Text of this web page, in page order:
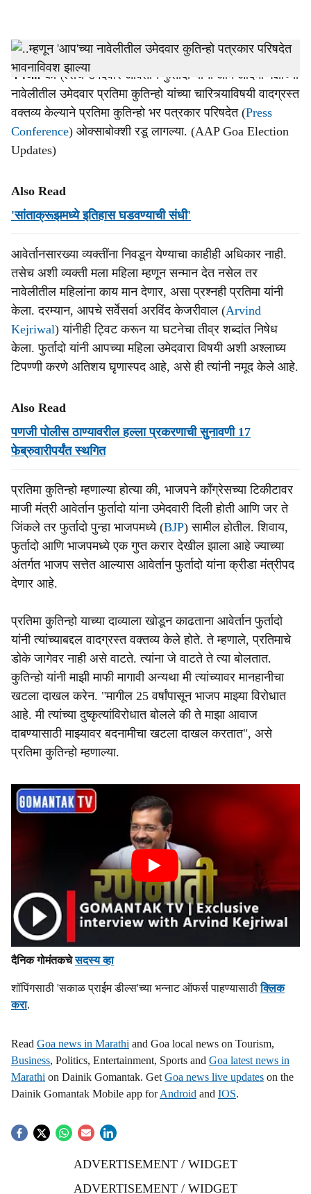
h
a
r
e
Pratima Coutinho-Dainik Gomantak
पणजी: कॉंग्रेसचे उमेदवार आवेर्तान फुर्तादो यांनी आम आदमी पक्षाच्या
नावेलीतील उमेदवार प्रतिमा कुतिन्हो यांच्या चारित्र्याविषयी वादग्रस्त
वक्तव्य केल्याने प्रतिमा कुतिन्हो भर पत्रकार परिषदेत (Press
Conference) ओक्साबोक्शी रडू लागल्या. (AAP Goa Election
Updates)
Also Read
'सांताक्रूझमध्ये इतिहास घडवण्याची संधी'
आवेर्तानसारख्या व्यक्तींना निवडून येण्याचा काहीही अधिकार नाही.
तसेच अशी व्यक्ती मला महिला म्हणून सन्मान देत नसेल तर
नावेलीतील महिलांना काय मान देणार, असा प्रश्नही प्रतिमा यांनी
केला. दरम्यान, आपचे सर्वेसर्वा अरविंद केजरीवाल (Arvind
Kejriwal) यांनीही ट्विट करून या घटनेचा तीव्र शब्दांत निषेध
केला. फुर्तादो यांनी आपच्या महिला उमेदवारा विषयी अशी अश्लाघ्य
टिपण्णी करणे अतिशय घृणास्पद आहे, असे ही त्यांनी नमूद केले आहे.
Also Read
पणजी पोलीस ठाण्यावरील हल्ला प्रकरणाची सुनावणी 17
फेब्रुवारीपर्यंत स्थगित
प्रतिमा कुतिन्हो म्हणाल्या होत्या की, भाजपने काँग्रेसच्या टिकीटावर
माजी मंत्री आवेर्तान फुर्तादो यांना उमेदवारी दिली होती आणि जर ते
जिंकले तर फुर्तादो पुन्हा भाजपमध्ये (BJP) सामील होतील. शिवाय,
फुर्तादो आणि भाजपमध्ये एक गुप्त करार देखील झाला आहे ज्याच्या
अंतर्गत भाजप सत्तेत आल्यास आवेर्तान फुर्तादो यांना क्रीडा मंत्रीपद
देणार आहे.
प्रतिमा कुतिन्हो याच्या दाव्याला खोडून काढताना आवेर्तान फुर्तादो
यांनी त्यांच्याबद्दल वादग्रस्त वक्तव्य केले होते. ते म्हणाले, प्रतिमाचे
डोके जागेवर नाही असे वाटते. त्यांना जे वाटते ते त्या बोलतात.
कुतिन्हो यांनी माझी माफी मागावी अन्यथा मी त्यांच्यावर मानहानीचा
खटला दाखल करेन. "मागील 25 वर्षांपासून भाजप माझ्या विरोधात
आहे. मी त्यांच्या दुष्कृत्यांविरोधात बोलले की ते माझा आवाज
दाबण्यासाठी माझ्यावर बदनामीचा खटला दाखल करतात", असे
प्रतिमा कुतिन्हो म्हणाल्या.
दैनिक गोमंतकचेसदस्य व्हा
शॉपिंगसाठी 'सकाळ प्राईम डील्स'च्या भन्नाट ऑफर्स पाहण्यासाठीक्लिक
करा.
Read Goa news in Marathi and Goa local news on Tourism,
Business, Politics, Entertainment, Sports and Goa latest news in
Marathi on Dainik Gomantak. Get Goa news live updates on the
Dainik Gomantak Mobile app forAndroid and IOS.
ADVERTISEMENT / WIDGET
ADVERTISEMENT / WIDGET